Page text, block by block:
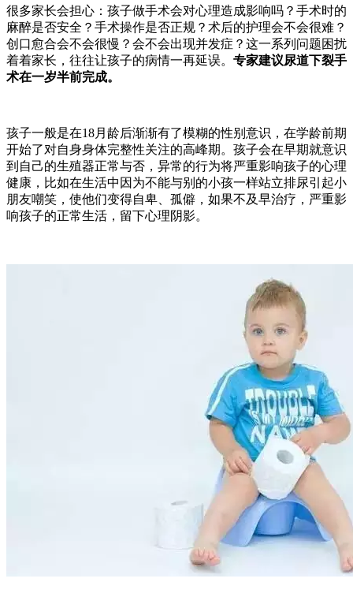
很多家长会担心：孩子做手术会对心理造成影响吗？手术时的
麻醉是否安全？手术操作是否正规？术后的护理会不会很难？
创口愈合会不会很慢？会不会出现并发症？这一系列问题困扰
着着家长，往往让孩子的病情一再延误。 专家建议尿道下裂手
术在一岁半前完成。
孩子一般是在18月龄后渐渐有了模糊的性别意识，在学龄前期
开始了对自身身体完整性关注的高峰期。孩子会在早期就意识
到自己的生殖器正常与否，异常的行为将严重影响孩子的心理
健康，比如在生活中因为不能与别的小孩一样站立排尿引起小
朋友嘲笑，使他们变得自卑、孤僻，如果不及早治疗，严重影
响孩子的正常生活，留下心理阴影。